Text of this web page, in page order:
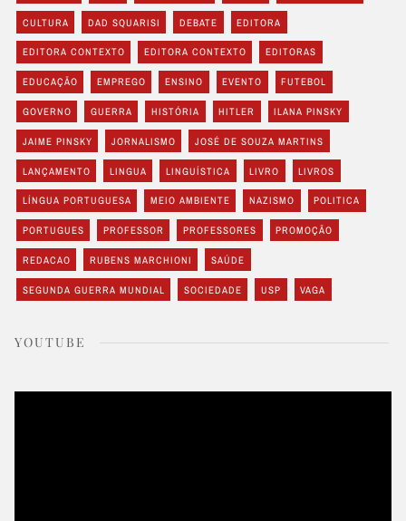
CULTURA DAD SQUARISI DEBATE EDITORA
EDITORA CONTEXTO EDITORA CONTEXTO EDITORAS
EDUCAÇÃO EMPREGO ENSINO EVENTO FUTEBOL
GOVERNO GUERRA HISTÓRIA HITLER ILANA PINSKY
JAIME PINSKY JORNALISMO JOSÉ DE SOUZA MARTINS
LANÇAMENTO LINGUA LINGUÍSTICA LIVRO LIVROS
LÍNGUA PORTUGUESA MEIO AMBIENTE NAZISMO POLITICA
PORTUGUES PROFESSOR PROFESSORES PROMOÇÃO
REDACAO RUBENS MARCHIONI SAÚDE
SEGUNDA GUERRA MUNDIAL SOCIEDADE USP VAGA
YOUTUBE